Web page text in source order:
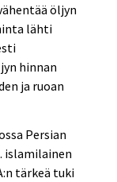
öljyn
lähti
hinnan
ja ruoan
Persian
islamilainen
tärkeä tuki